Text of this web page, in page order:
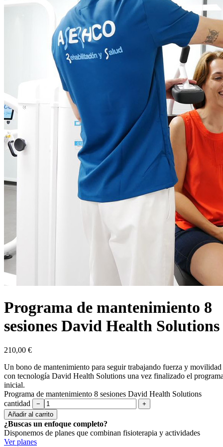
Programa de mantenimiento 8
sesiones David Health Solutions
210,00 €
Un bono de mantenimiento para seguir trabajando fuerza y movilidad
con tecnología David Health Solutions una vez finalizado el
inicial.
Programa de mantenimiento 8 sesiones David Health Solutions
cantidad
−
+
Añadir al carrito
¿Buscas un enfoque completo?
Disponemos de planes que combinan fisioterapia y actividades
Ver planes